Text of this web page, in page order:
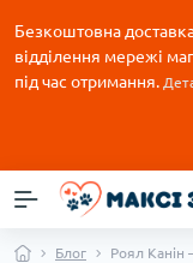
Безкоштовна
відділення мережі
під час отримання.
Блог Роял Канін